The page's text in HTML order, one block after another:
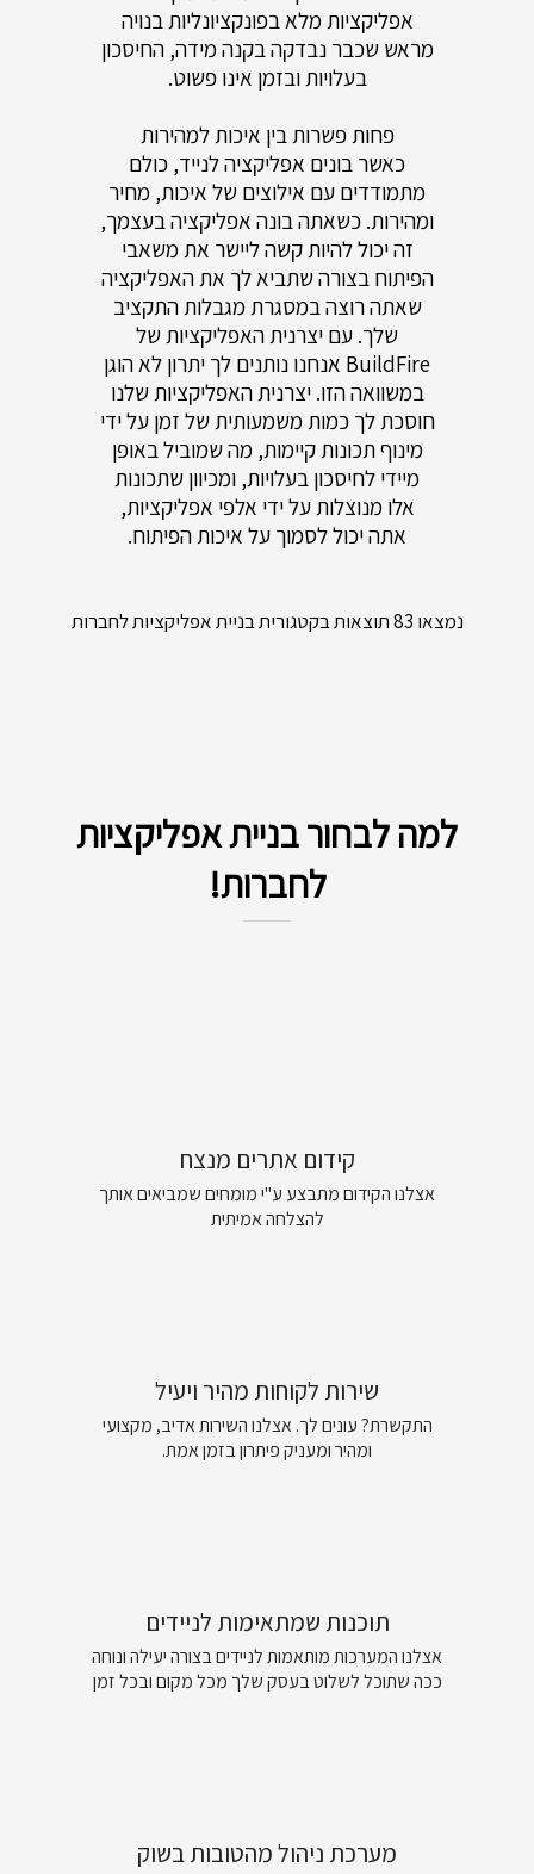
אפליקציות מלא בפונקציונליות בנויה
מראש שכבר נבדקה בקנה מידה, החיסכון
בעלויות ובזמן אינו פשוט.
פחות פשרות בין איכות למהירות
כאשר בונים אפליקציה לנייד, כולם
מתמודדים עם אילוצים של איכות, מחיר
ומהירות. כשאתה בונה אפליקציה בעצמך,
זה יכול להיות קשה ליישר את משאבי
הפיתוח בצורה שתביא לך את האפליקציה
שאתה רוצה במסגרת מגבלות התקציב
שלך. עם יצרנית האפליקציות של
BuildFire אנחנו נותנים לך יתרון לא הוגן
במשוואה הזו. יצרנית האפליקציות שלנו
חוסכת לך כמות משמעותית של זמן על ידי
מינוף תכונות קיימות, מה שמוביל באופן
מיידי לחיסכון בעלויות, ומכיוון שתכונות
אלו מנוצלות על ידי אלפי אפליקציות,
אתה יכול לסמוך על איכות הפיתוח.
נמצאו 83 תוצאות בקטגורית בניית אפליקציות לחברות
למה לבחור בניית אפליקציות
לחברות!
קידום אתרים מנצח
אצלנו הקידום מתבצע ע"י מומחים שמביאים אותך
להצלחה אמיתית
שירות לקוחות מהיר ויעיל
התקשרת? עונים לך. אצלנו השירות אדיב, מקצועי
ומהיר ומעניק פיתרון בזמן אמת.
תוכנות שמתאימות לניידים
אצלנו המערכות מותאמות לניידים בצורה יעילה ונוחה
ככה שתוכל לשלוט בעסק שלך מכל מקום ובכל זמן
מערכת ניהול מהטובות בשוק